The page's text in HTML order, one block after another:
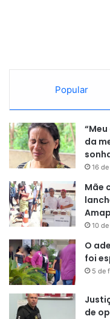
Popular
da
16
Mãe
10
O
foi
5 de
de